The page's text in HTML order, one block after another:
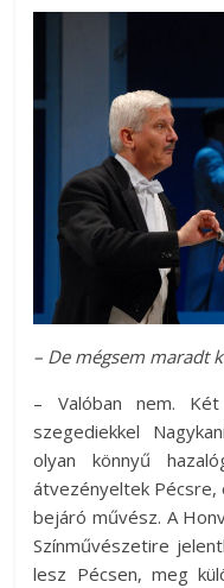
– De mégsem maradt
– Valóban nem.
szegediekkel
olyan könnyű
átvezényeltek
bejáró művész. A
Színművészetire
lesz Pécsen, meg